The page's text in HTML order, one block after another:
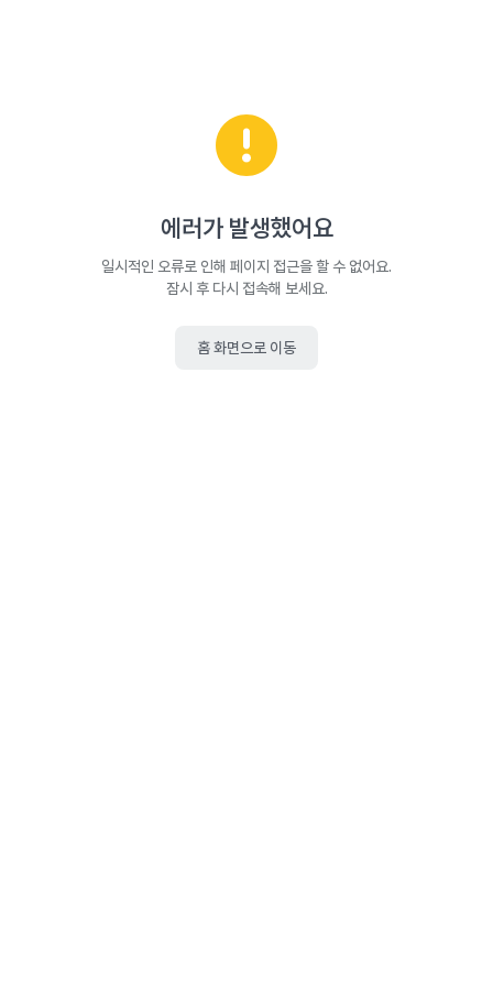
에러가 발생했어요
일시적인 오류로 인해 페이지 접근을 할 수 없어요.
잠시 후 다시 접속해 보세요.
홈 화면으로 이동